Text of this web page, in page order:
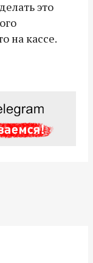
это
на кассе.